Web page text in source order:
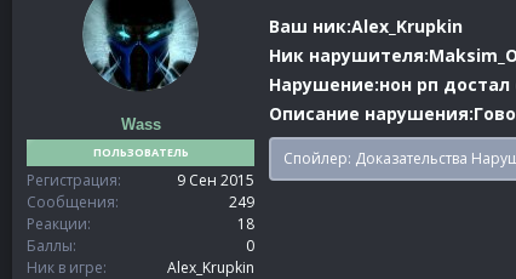
а
Wass
ПОЛЬЗОВАТЕЛЬ
Регистрация
9 Сен 2015
Сообщения
249
Реакции
18
Баллы
0
Ник в игре
Alex_Krupkin
Ваш ник:Alex_Krupkin
Ник
Нарушение:нон рп
Описание
Спойлер: Доказательства